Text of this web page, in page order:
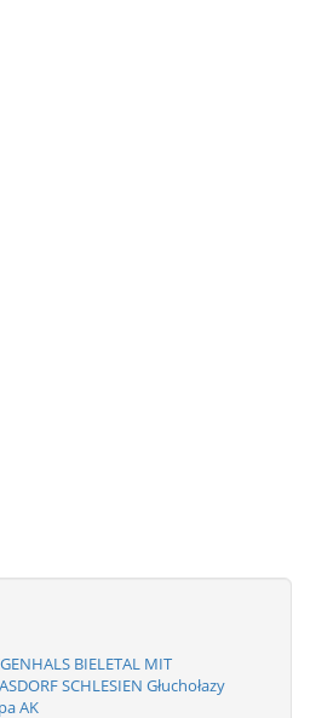
BIELETAL MIT
SCHLESIEN Głuchołazy
AK